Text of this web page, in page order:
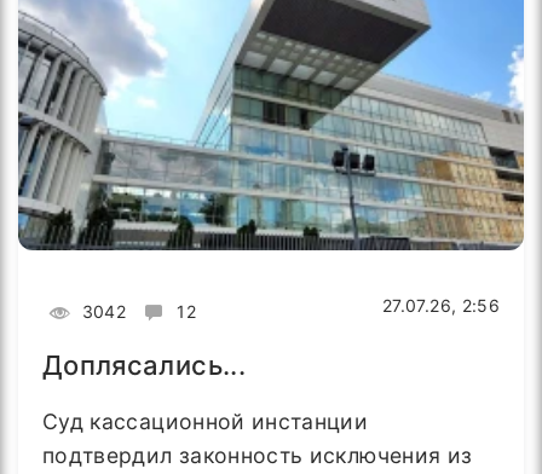
3042 12 27.07.26, 2:56
Доплясались...
Суд кассационной инстанции
подтвердил законность исключения из